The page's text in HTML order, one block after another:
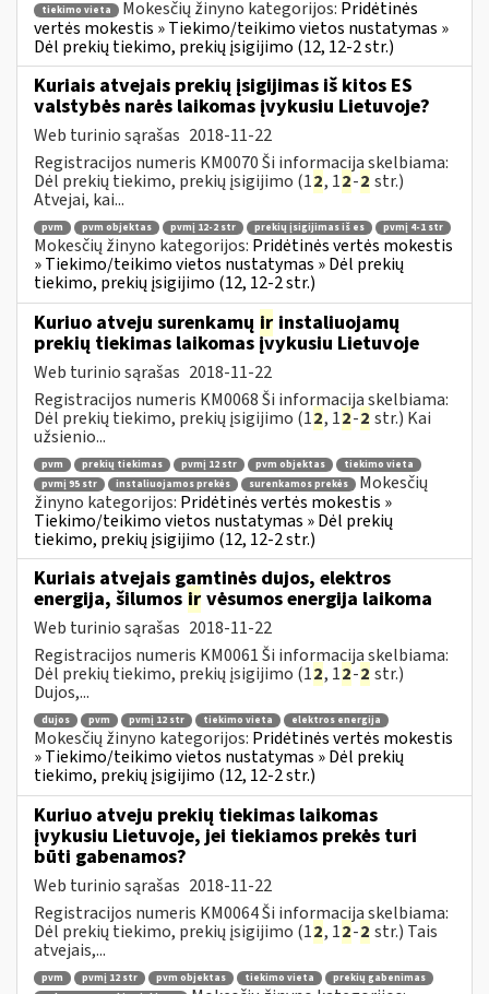
tiekimo vieta
Mokesčių žinyno kategorijos: Pridėtinės
vertės mokestis » Tiekimo/teikimo vietos nustatymas »
Dėl prekių tiekimo, prekių įsigijimo (12, 12-2 str.)
Kuriais atvejais prekių įsigijimas iš kitos ES
valstybės narės laikomas įvykusiu Lietuvoje?
Web turinio sąrašas 2018-11-22
Registracijos numeris KM0070 Ši informacija skelbiama:
Dėl prekių tiekimo, prekių įsigijimo (12, 12-2 str.)
Atvejai, kai...
pvm pvm objektas pvmį 12-2 str prekių įsigijimas iš es pvmį 4-1 str
Mokesčių žinyno kategorijos: Pridėtinės vertės mokestis
» Tiekimo/teikimo vietos nustatymas » Dėl prekių
tiekimo, prekių įsigijimo (12, 12-2 str.)
Kuriuo atveju surenkamų ir instaliuojamų
prekių tiekimas laikomas įvykusiu Lietuvoje
Web turinio sąrašas 2018-11-22
Registracijos numeris KM0068 Ši informacija skelbiama:
Dėl prekių tiekimo, prekių įsigijimo (12, 12-2 str.) Kai
užsienio...
pvm prekių tiekimas pvmį 12 str pvm objektas
tiekimo vieta
pvmį 95 str
instaliuojamos prekės surenkamos prekės
Mokesčių
žinyno kategorijos: Pridėtinės vertės mokestis »
Tiekimo/teikimo vietos nustatymas » Dėl prekių
tiekimo, prekių įsigijimo (12, 12-2 str.)
Kuriais atvejais gamtinės dujos, elektros
energija, šilumos ir vėsumos energija laikoma
Web turinio sąrašas 2018-11-22
Registracijos numeris KM0061 Ši informacija skelbiama:
Dėl prekių tiekimo, prekių įsigijimo (12, 12-2 str.)
Dujos,...
dujos pvm pvmį 12 str tiekimo vieta elektros energija
Mokesčių žinyno kategorijos: Pridėtinės vertės mokestis
» Tiekimo/teikimo vietos nustatymas » Dėl prekių
tiekimo, prekių įsigijimo (12, 12-2 str.)
Kuriuo atveju prekių tiekimas laikomas
įvykusiu Lietuvoje, jei tiekiamos prekės turi
būti gabenamos?
Web turinio sąrašas 2018-11-22
Registracijos numeris KM0064 Ši informacija skelbiama:
Dėl prekių tiekimo, prekių įsigijimo (12, 12-2 str.) Tais
atvejais,...
pvm pvmį 12 str pvm objektas tiekimo vieta
prekių gabenimas